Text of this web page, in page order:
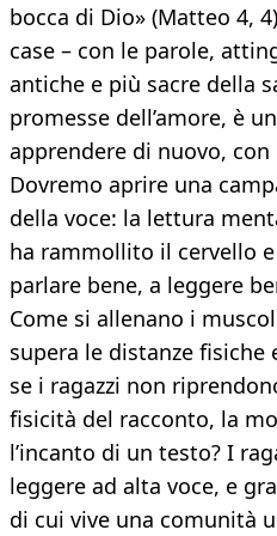
bocca di Dio» (Matteo 4,
case – con le parole,
antiche e più sacre della
promesse dell’amore, è
apprendere di nuovo,
Dovremo aprire una
della voce: la lettura
ha rammollito il cervello
parlare bene, a leggere
Come si allenano i
supera le distanze
se i ragazzi non
fisicità del racconto, la
l’incanto di un testo? I
leggere ad alta voce, e
di cui vive una comunità